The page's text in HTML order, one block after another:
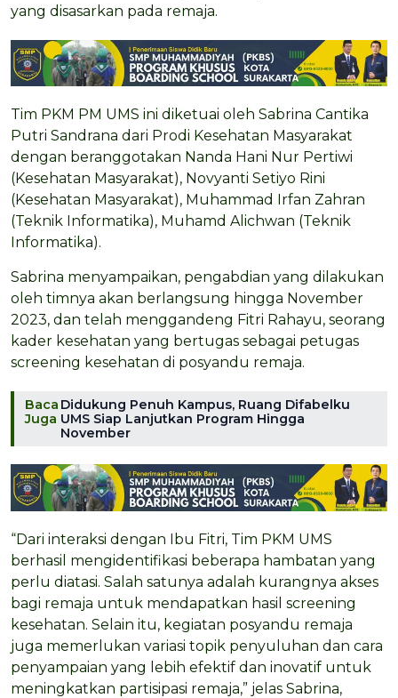
yang disasarkan pada remaja.
Tim PKM PM UMS ini diketuai oleh Sabrina Cantika
Putri Sandrana dari Prodi Kesehatan Masyarakat
dengan beranggotakan Nanda Hani Nur Pertiwi
(Kesehatan Masyarakat), Novyanti Setiyo Rini
(Kesehatan Masyarakat), Muhammad Irfan Zahran
(Teknik Informatika), Muhamd Alichwan (Teknik
Informatika).
Sabrina menyampaikan, pengabdian yang dilakukan
oleh timnya akan berlangsung hingga November
2023, dan telah menggandeng Fitri Rahayu, seorang
kader kesehatan yang bertugas sebagai petugas
screening kesehatan di posyandu remaja.
Baca
Juga
Didukung Penuh Kampus, Ruang Difabelku
UMS Siap Lanjutkan Program Hingga
November
“Dari interaksi dengan Ibu Fitri, Tim PKM UMS
berhasil mengidentifikasi beberapa hambatan yang
perlu diatasi. Salah satunya adalah kurangnya akses
bagi remaja untuk mendapatkan hasil screening
kesehatan. Selain itu, kegiatan posyandu remaja
juga memerlukan variasi topik penyuluhan dan cara
penyampaian yang lebih efektif dan inovatif untuk
meningkatkan partisipasi remaja,” jelas Sabrina,